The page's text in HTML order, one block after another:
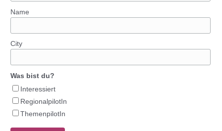
Name
City
Was bist du?
Interessiert
RegionalpilotIn
ThemenpilotIn